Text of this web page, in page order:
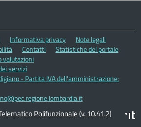
Informativa privacy
Note legali
Contatti
Statistiche del portale
valutazioni
servizi
- Partita IVA dell'amministrazione:
Polifunzionale (v. 10.41.2)